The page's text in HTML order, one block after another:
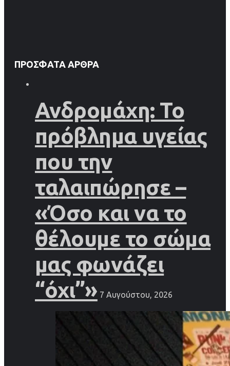
ΠΡΌΣΦΑΤΑ ΆΡΘΡΑ
Ανδρομάχη: Το
πρόβλημα υγείας
που την
ταλαιπώρησε –
«Όσο και να το
θέλουμε το σώμα
μας φωνάζει
“όχι”» 7 Αυγούστου, 2026